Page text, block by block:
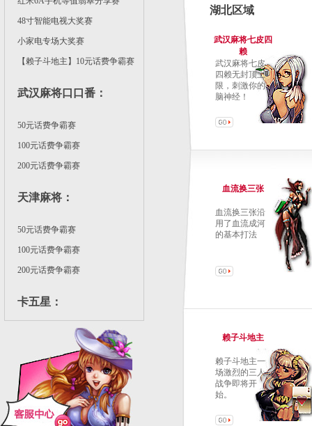
48寸智能电视大奖赛
小家电专场大奖赛
【赖子斗地主】10元话费争霸赛
武汉麻将口口番：
50元话费争霸赛
100元话费争霸赛
200元话费争霸赛
天津麻将：
50元话费争霸赛
100元话费争霸赛
200元话费争霸赛
卡五星 ：
50元话费争霸赛
100元话费争霸赛
湖北区域
武汉麻将七皮四
赖
武汉麻将七皮
四赖无封顶上
限，刺激你的
脑神经！
血流换三张
血流换三张沿
用了血流成河
的基本打法
赖子斗地主
赖子斗地主一
场激烈的三人
战争即将开
始。